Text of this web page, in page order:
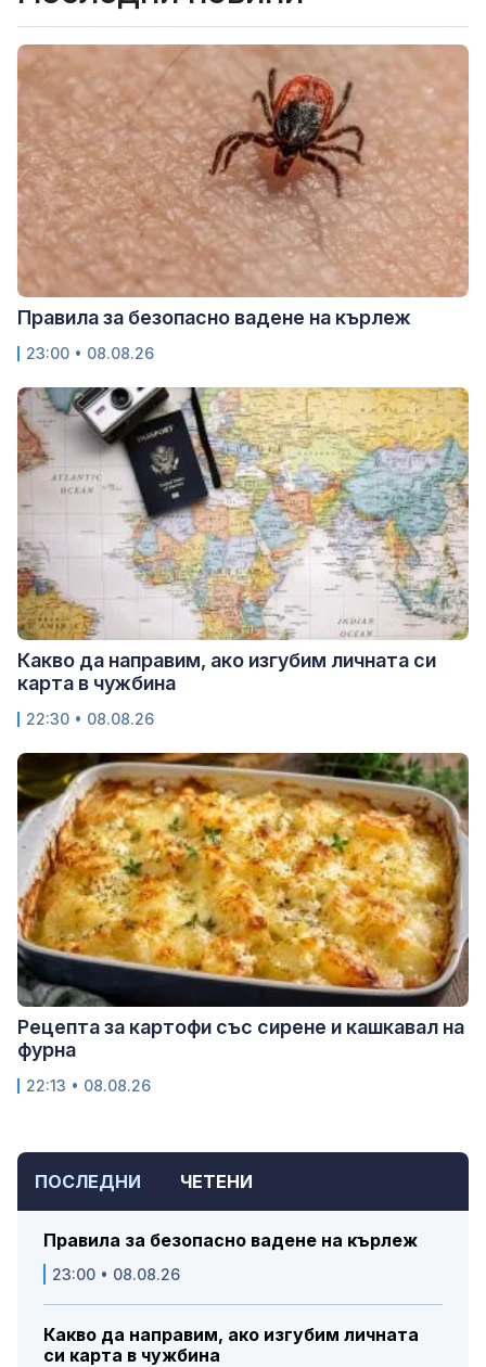
ПОСЛЕДНИ ЧЕТЕНИ
Правила за безопасно вадене на кърлеж
23:00 • 08.08.26
Какво да направим, ако изгубим личната
си карта в чужбина
Правила за безопасно вадене на кърлеж
23:00 • 08.08.26
Какво да направим, ако изгубим личната си
карта в чужбина
22:30 • 08.08.26
Рецепта за картофи със сирене и кашкавал на
фурна
22:13 • 08.08.26